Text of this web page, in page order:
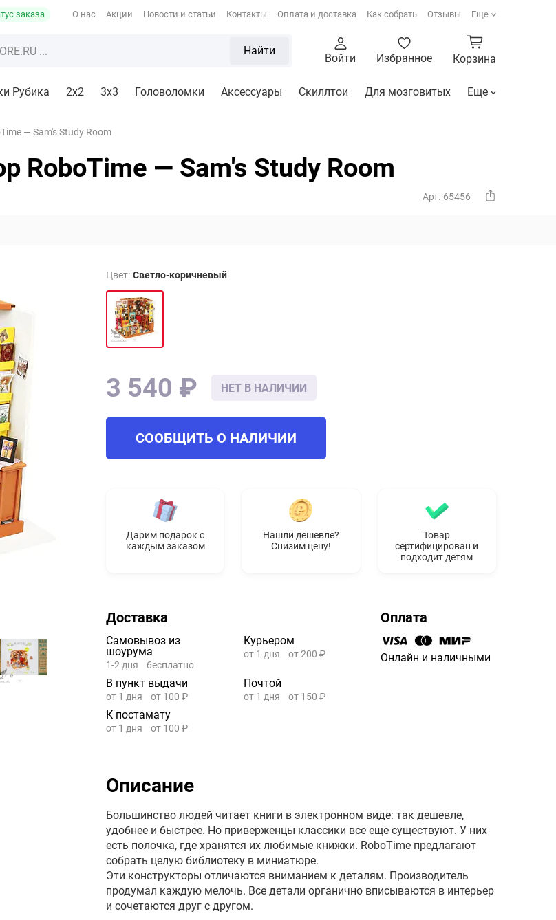
заказа О нас Акции Новости и статьи Контакты Оплата и доставка Как собрать Отзывы Еще
Найти
Войти Избранное Корзина
Рубика 2x2 3х3 Головоломки Аксессуары Скиллтои Для мозговитых Еще
— Sam's Study Room
RoboTime — Sam's Study Room
Арт. 65456
Цвет: Светло-коричневый
НЕТ В НАЛИЧИИ
3 540 ₽
СООБЩИТЬ О НАЛИЧИИ
Дарим подарок с
каждым заказом
Нашли дешевле?
Снизим цену!
Товар
сертифицирован и
подходит детям
Доставка
Самовывоз из
шоурума
1-2 дня бесплатно
Курьером
от 1 дня от 200 ₽
В пункт выдачи
от 1 дня от 100 ₽
Почтой
от 1 дня от 150 ₽
К постамату
от 1 дня от 100 ₽
Оплата
Онлайн и наличными
Описание
Большинство людей читает книги в электронном виде: так дешевле,
удобнее и быстрее. Но приверженцы классики все еще существуют. У них
есть полочка, где хранятся их любимые книжки. RoboTime предлагают
собрать целую библиотеку в миниатюре.
Эти конструкторы отличаются вниманием к деталям. Производитель
продумал каждую мелочь. Все детали органично вписываются в интерьер
и сочетаются друг с другом.